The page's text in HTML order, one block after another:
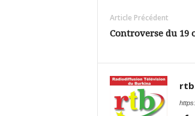
Article Précédent
Controverse du 19